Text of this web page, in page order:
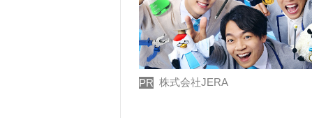
PR 株式会社JERA